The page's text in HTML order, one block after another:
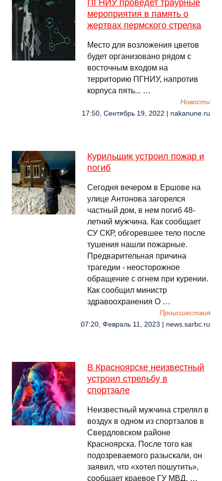
ПГНИУ проведет траурные
мероприятия в память о
жертвах пермского стрелка
Место для возложения цветов
будет организовано рядом с
восточным входом на
территорию ПГНИУ, напротив
корпуса пять... …
Новости
17:50, Сентябрь 19, 2022 | nakanune.ru
Курильщик устроил пожар и
погиб
Сегодня вечером в Ершове на
улице Антонова загорелся
частный дом, в нем погиб 48-
летний мужчина. Как сообщает
СУ СКР, обгоревшее тело после
тушения нашли пожарные.
Предварительная причина
трагедии - неосторожное
обращение с огнем при курении.
Как сообщил министр
здравоохранения О …
Происшествия
07:20, Февраль 11, 2023 | news.sarbc.ru
В Красноярске неизвестный
устроил стрельбу в
спортзале
Неизвестный мужчина стрелял в
воздух в одном из спортзалов в
Свердловском районе
Красноярска. После того как
подозреваемого разыскали, он
заявил, что «хотел пошутить»,
сообщает краевое ГУ МВД. …